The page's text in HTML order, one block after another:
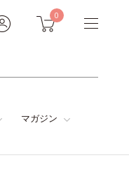
0
マガジン